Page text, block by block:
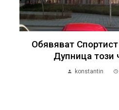
Обявяват
Дупница този
konstantin